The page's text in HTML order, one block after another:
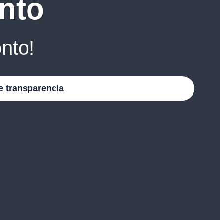
transparencia